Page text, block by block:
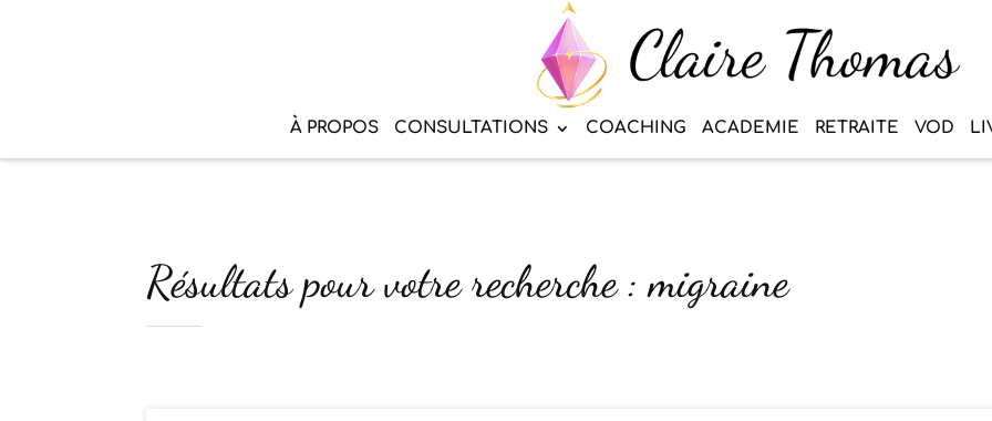
À PROPOS CONSULTATIONS COACHING ACADEMIE RETRAITE VOD
Résultats pour votre recherche : migraine